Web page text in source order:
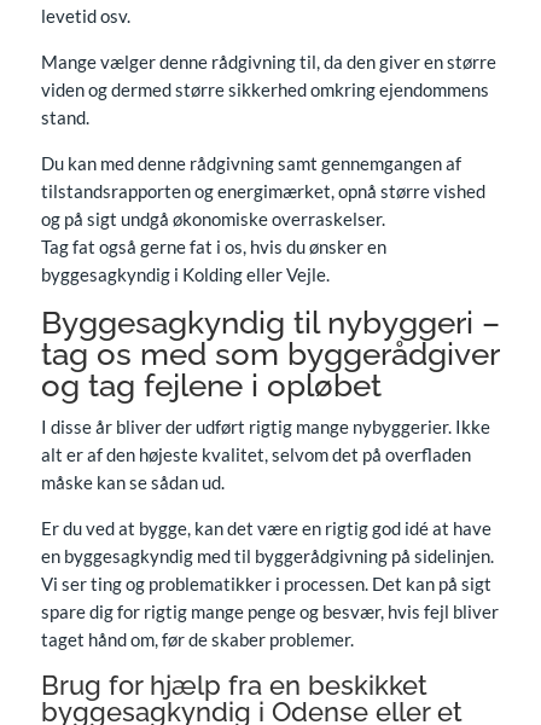
levetid osv.
Mange vælger denne rådgivning til, da den giver en større
viden og dermed større sikkerhed omkring ejendommens
stand.
Du kan med denne rådgivning samt gennemgangen af
tilstandsrapporten og energimærket, opnå større vished
og på sigt undgå økonomiske overraskelser.
Tag fat også gerne fat i os, hvis du ønsker en
byggesagkyndig i Kolding eller Vejle.
Byggesagkyndig til nybyggeri –
tag os med som byggerådgiver
og tag fejlene i opløbet
I disse år bliver der udført rigtig mange nybyggerier. Ikke
alt er af den højeste kvalitet, selvom det på overfladen
måske kan se sådan ud.
Er du ved at bygge, kan det være en rigtig god idé at have
en byggesagkyndig med til byggerådgivning på sidelinjen.
Vi ser ting og problematikker i processen. Det kan på sigt
spare dig for rigtig mange penge og besvær, hvis fejl bliver
taget hånd om, før de skaber problemer.
Brug for hjælp fra en beskikket
byggesagkyndig i Odense eller et